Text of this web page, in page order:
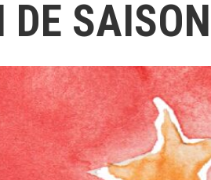
DE SAISON